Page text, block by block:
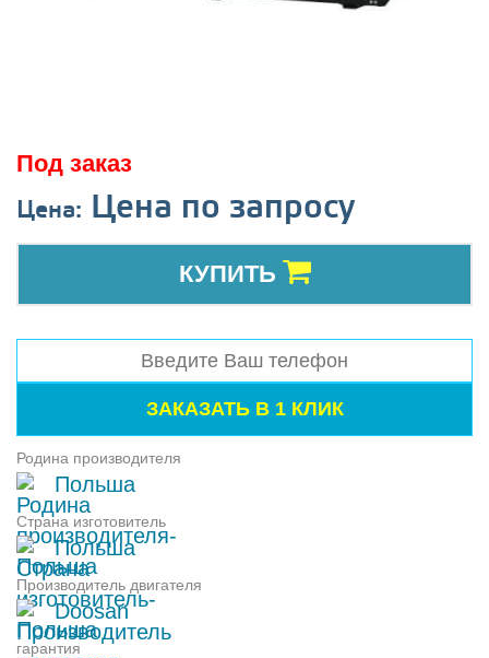
Под заказ
Цена: Цена по запросу
КУПИТЬ
Родина производителя
Польша
Страна изготовитель
Польша
Производитель двигателя
Doosan
гарантия